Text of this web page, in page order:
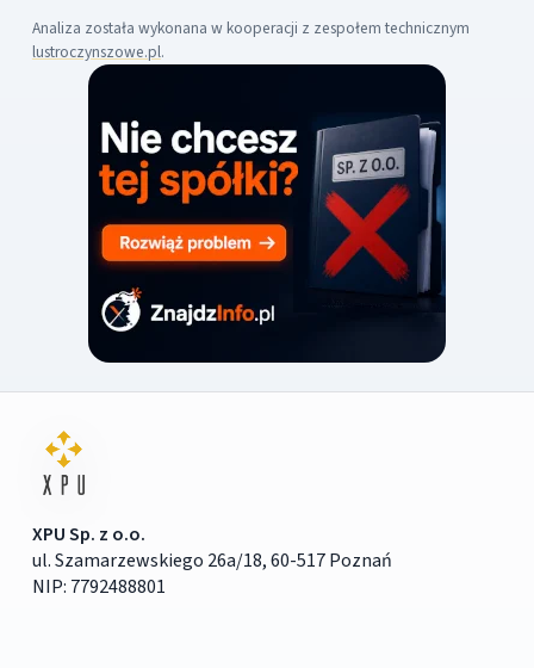
Analiza została wykonana w kooperacji z zespołem technicznym
lustroczynszowe.pl.
XPU Sp. z o.o.
ul. Szamarzewskiego 26a/18, 60-517 Poznań
NIP: 7792488801